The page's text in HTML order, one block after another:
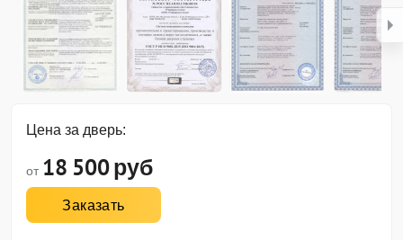
Цена за дверь:
от 18 500руб
Заказать